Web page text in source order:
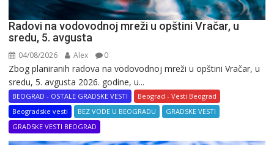
Radovi na vodovodnoj mreži u opštini Vračar, u
sredu, 5. avgusta
04/08/2026 Alex 0
Zbog planiranih radova na vodovodnoj mreži u opštini Vračar, u
sredu, 5. avgusta 2026. godine, u...
BEOGRAD - OSTALE GRADSKE VESTI
Beograd - Vesti Beograd
Beogradske vesti
BEZ VODE U BEOGRADU
GRADSKE VESTI
GRADSKE VESTI BEOGRAD